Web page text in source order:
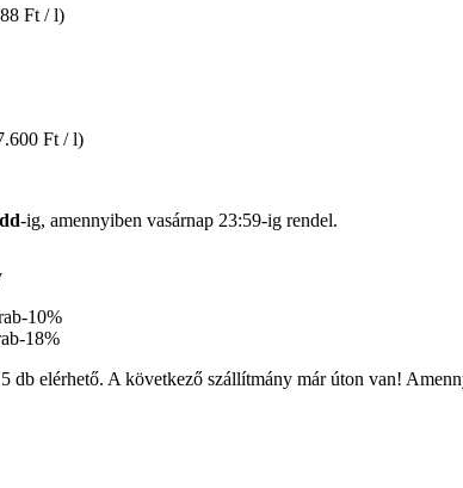
Ft / l)
Ft / l)
-ig, amennyiben vasárnap 23:59-ig rendel.
-10%
-18%
db elérhető. A következő szállítmány már úton van!